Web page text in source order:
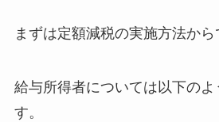
まずは定額減税の実施方法から
給与所得者については以下のよ
す。